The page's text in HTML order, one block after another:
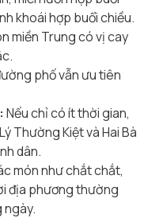
khoái hợp buổi chiều.
miền Trung có vị cay
phố vẫn ưu tiên
Nếu chỉ có ít thời gian,
Thường Kiệt và Hai Bà
dân.
món như chắt chắt,
địa phương thường
ngày.